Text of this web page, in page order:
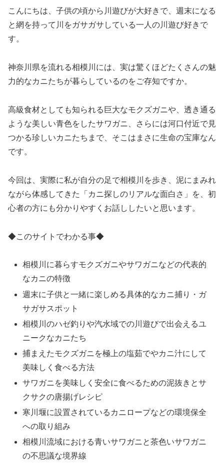
こんにちは、子供の頃から川遊びが大好きで、週末になる
と網を持って川をガサガサしている一人の川遊び好きで
す。
神奈川県を流れる相模川には、実は驚くほどたくさんの魅
力的なカニたちが暮らしているのをご存知ですか。
高級食材としても知られる巨大なモクズガニや、透き通る
ような美しい青色をしたサワガニ、さらには河口付近で見
つかる珍しいカニたちまで、そこはまさに生命の宝庫なん
です。
今回は、実際に私が自分の足で相模川を歩き、泥にまみれ
ながら体感してきた「カニ探しのリアルな面白さ」を、初
心者の方にも分かりやすくお話ししたいと思います。
◆このサイトでわかる事◆
相模川に暮らすモクズガニやサワガニなどの代表的
なカニの特徴
週末に子供と一緒に楽しめる具体的なカニ捕り・ガ
サガサスポット
相模川のハゼ釣りや汽水域での川遊びで出会えるユ
ニークなカニたち
捕まえたモクズガニを極上の塩茹でやカニ汁にして
美味しく食べる方法
サワガニを美味しく安全に食べるための泥抜きとサ
クサクの唐揚げレシピ
寒川堰に設置されているカニロープなどの環境保全
への取り組み
相模川流域における青いサワガニと茶色いサワガニ
の不思議な境界線